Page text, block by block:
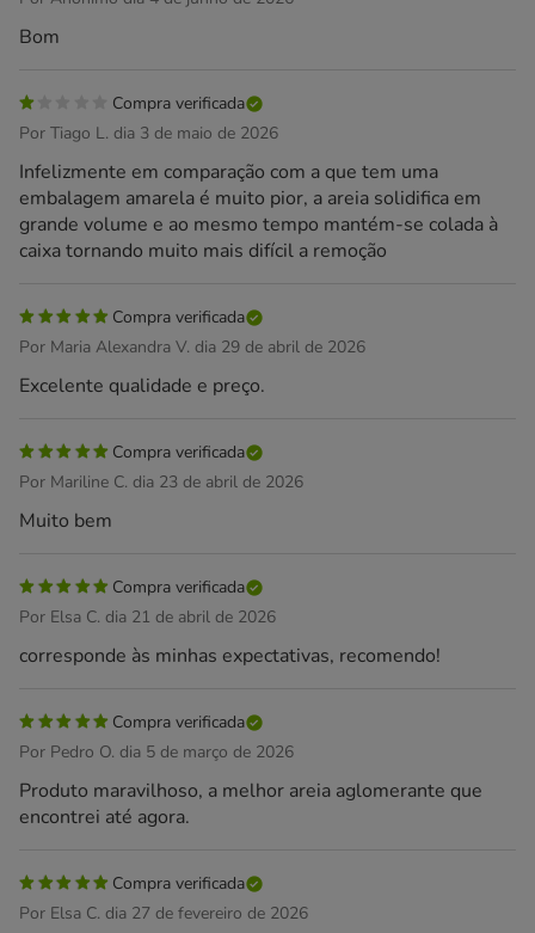
Bom
Compra verificada
Por Tiago L. dia 3 de maio de 2026
Infelizmente em comparação com a que tem uma
embalagem amarela é muito pior, a areia solidifica em
grande volume e ao mesmo tempo mantém-se colada à
caixa tornando muito mais difícil a remoção
Compra verificada
Por Maria Alexandra V. dia 29 de abril de 2026
Excelente qualidade e preço.
Compra verificada
Por Mariline C. dia 23 de abril de 2026
Muito bem
Compra verificada
Por Elsa C. dia 21 de abril de 2026
corresponde às minhas expectativas, recomendo!
Compra verificada
Por Pedro O. dia 5 de março de 2026
Produto maravilhoso, a melhor areia aglomerante que
encontrei até agora.
Compra verificada
Por Elsa C. dia 27 de fevereiro de 2026